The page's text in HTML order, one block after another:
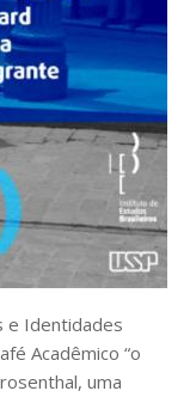
e Identidades
Acadêmico “o
uma